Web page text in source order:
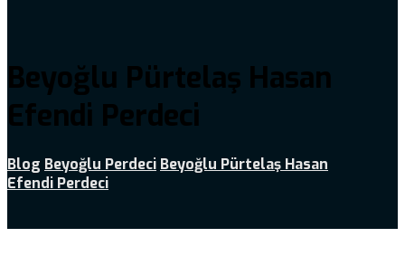
Beyoğlu Pürtelaş Hasan
Efendi Perdeci
Blog Beyoğlu Perdeci Beyoğlu Pürtelaş Hasan
Efendi Perdeci